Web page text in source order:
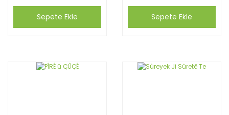
Sepete Ekle Sepete Ekle